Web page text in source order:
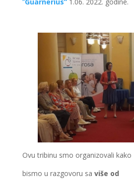
Ovu tribinu smo organizovali kako
bismo u razgovoru sa više od